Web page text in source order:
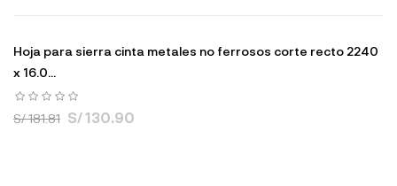
Hoja para sierra cinta metales no ferrosos corte recto 2240
x 16.0...
S/ 181.81 S/ 130.90